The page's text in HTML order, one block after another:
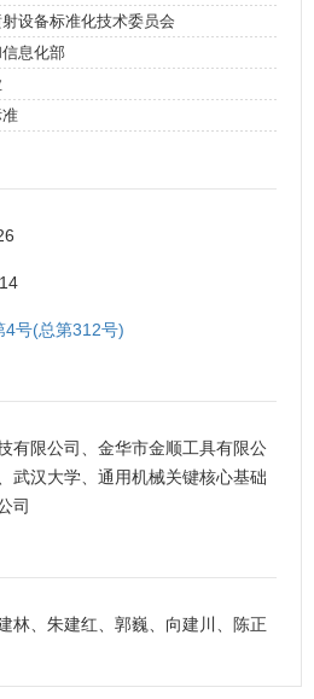
设备标准化技术委员会
息化部
4号(总第312号)
有限公司、金华市金顺工具有限公
武汉大学、通用机械关键核心基础
司
林、朱建红、郭巍、向建川、陈正